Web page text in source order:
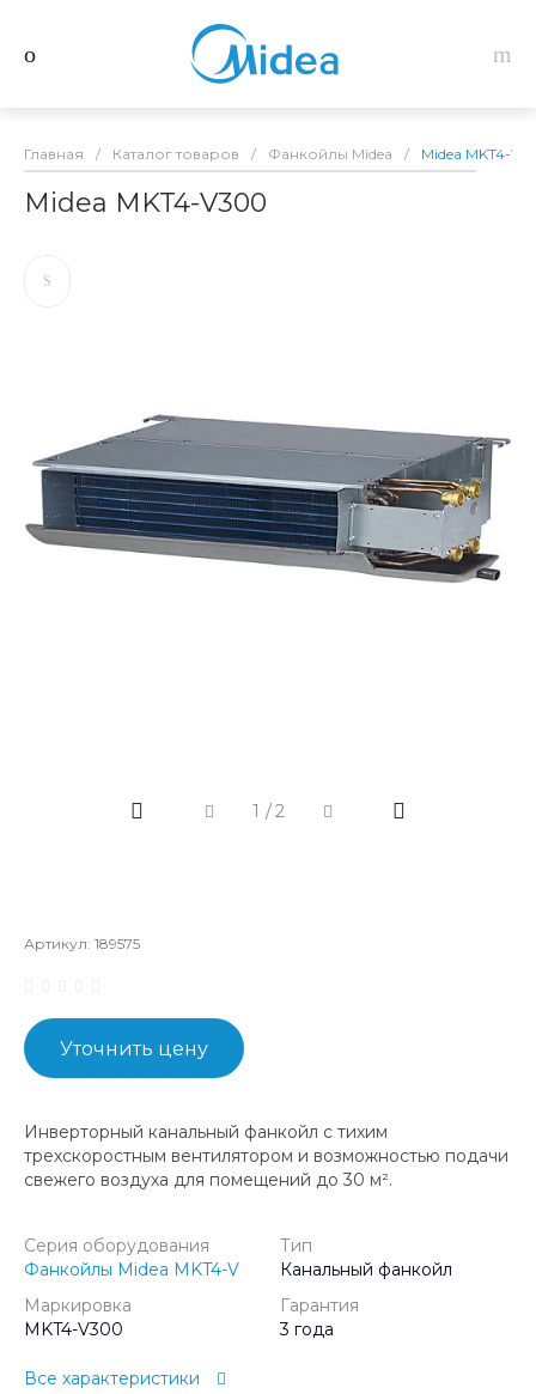
Главная / Каталог товаров / Фанкойлы Midea / Midea MKT4-
Midea MKT4-V300
1 /2
Артикул: 189575
Уточнить цену
Инверторный канальный фанкойл с тихим
трехскоростным вентилятором и возможностью подачи
свежего воздуха для помещений до 30 м².
Серия оборудования
Фанкойлы Midea MKT4-V
Тип
Канальный фанкойл
Маркировка
MKT4-V300
Гарантия
3 года
Все характеристики